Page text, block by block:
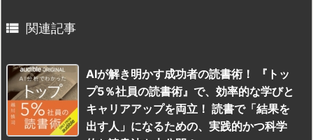
 関連記事
AIが解き明かす成功者の読書術！ 『トッ
プ5％社員の読書術』で、効率的な学びと
キャリアアップを両立！ 読書で「結果を
出す人」になるための、実践的かつ科学